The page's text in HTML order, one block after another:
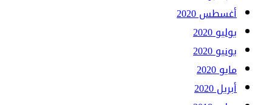
أغسطس 2020
يوليو 2020
يونيو 2020
مايو 2020
أبريل 2020